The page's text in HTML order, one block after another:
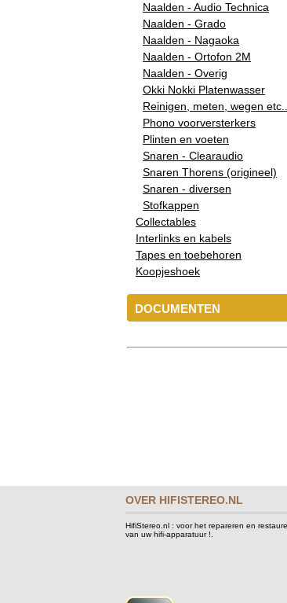
Naalden - Audio Technica
Naalden - Grado
Naalden - Nagaoka
Naalden - Ortofon 2M
Naalden - Overig
Okki Nokki Platenwasser
Reinigen, meten, wegen etc..
Phono voorversterkers
Plinten en voeten
Snaren - Clearaudio
Snaren Thorens (origineel)
Snaren - diversen
Stofkappen
Collectables
Interlinks en kabels
Tapes en toebehoren
Koopjeshoek
DOCUMENTEN
OVER HIFISTEREO.NL
HifiStereo.nl : voor het repareren en
van uw hifi-apparatuur !.